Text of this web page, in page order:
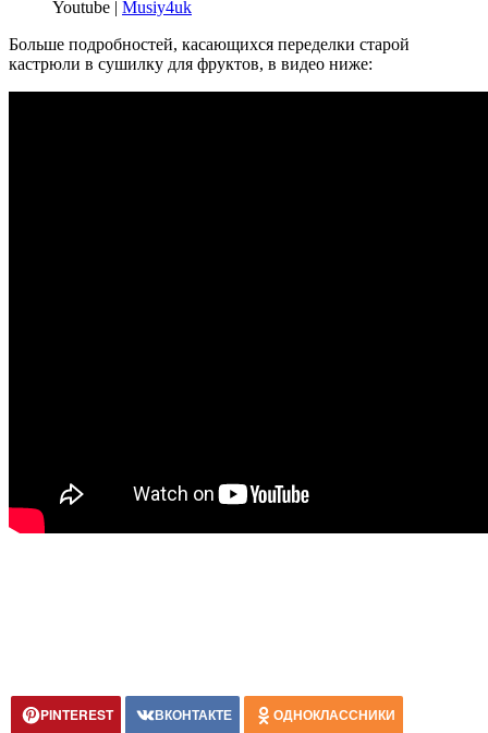
Youtube | Musiy4uk
Больше подробностей, касающихся переделки старой
кастрюли в сушилку для фруктов, в видео ниже:
PINTEREST ВКОНТАКТЕ ОДНОКЛАССНИКИ